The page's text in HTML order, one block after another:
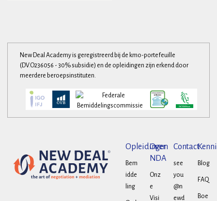
New Deal Academy is geregistreerd bij de kmo-portefeuille
(DV.O236056 - 30% subsidie) en de opleidingen zijn erkend door
meerdere beroepsinstituten.
Opleidingen
Bem
idde
ling
Over
NDA
Onz
e
Visi
Contact
see
you
@n
ewd
Blog
FAQ
Boe